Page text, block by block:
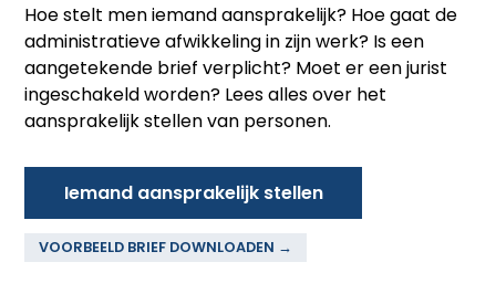
Hoe stelt men iemand aansprakelijk? Hoe gaat de
administratieve afwikkeling in zijn werk? Is een
aangetekende brief verplicht? Moet er een jurist
ingeschakeld worden? Lees alles over het
aansprakelijk stellen van personen.
Iemand aansprakelijk stellen
VOORBEELD BRIEF DOWNLOADEN →